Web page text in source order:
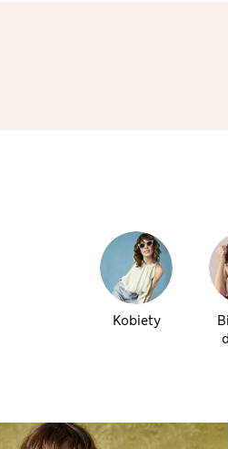
Kobiety